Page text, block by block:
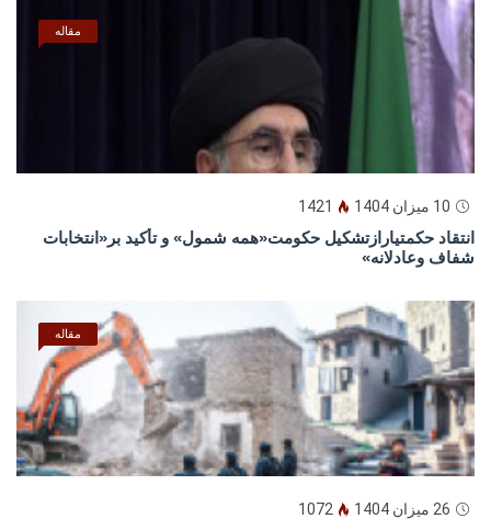
مقاله
10 میزان 1404 1421
انتقاد حکمتیارازتشکیل حکومت«همه شمول» و تأکید بر«انتخابات
شفاف وعادلانه»
مقاله
26 میزان 1404 1072